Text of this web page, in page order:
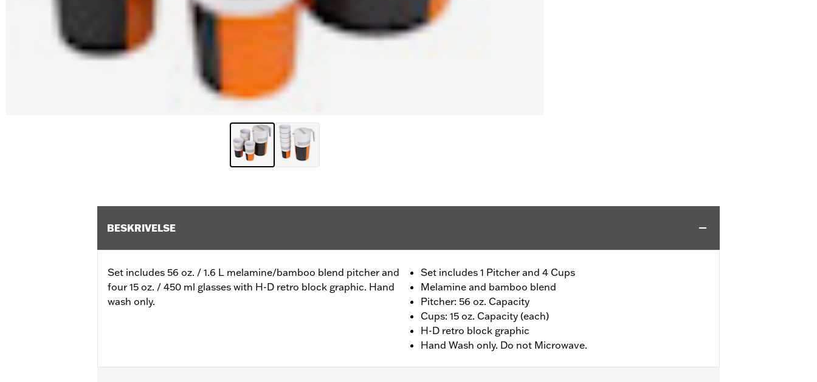
BESKRIVELSE
Set includes 56 oz. / 1.6 L melamine/bamboo blend pitcher and
four 15 oz. / 450 ml glasses with H-D retro block graphic. Hand
wash only.
Set includes 1 Pitcher and 4 Cups
Melamine and bamboo blend
Pitcher: 56 oz. Capacity
Cups: 15 oz. Capacity (each)
H-D retro block graphic
Hand Wash only. Do not Microwave.